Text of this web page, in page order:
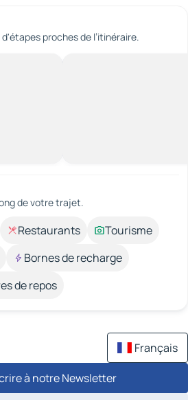
proches de l’itinéraire.
de votre trajet.
Restaurants
Tourisme
Bornes de recharge
de repos
Français
à notre Newsletter